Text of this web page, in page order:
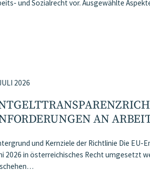
und Sozialrecht vor. Ausgewählte
2026
AN
und Kernziele der Richtlinie Die
2026 in österreichisches Recht umgesetzt